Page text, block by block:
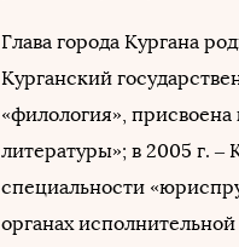
Глава города Кургана
Курганский
«филология», присвоена
литературы»; в 2005 г. –
специальности
органах